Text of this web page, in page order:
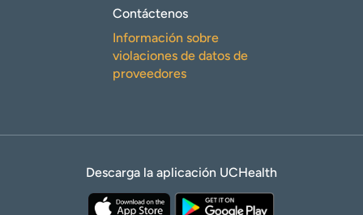
Contáctenos
Información sobre
violaciones de datos de
proveedores
Descarga la aplicación UCHealth